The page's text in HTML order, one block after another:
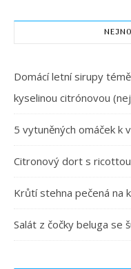
Domácí letní sirupy
kyselinou citrónovou
5 vytuněných omáček k
Citronový dort s
Krůtí stehna pečená na
Salát z čočky beluga se